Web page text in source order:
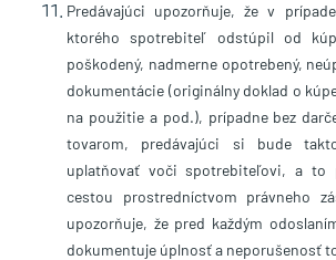
Predávajúci upozorňuje, že v
ktorého spotrebiteľ odstúpil od
poškodený, nadmerne opotrebený,
dokumentácie (originálny doklad o
na použitie a pod.), prípadne bez
tovarom, predávajúci si bude
uplatňovať voči spotrebiteľovi, a to
cestou prostredníctvom právneho
upozorňuje, že pred každým
dokumentuje úplnosť a neporušenosť